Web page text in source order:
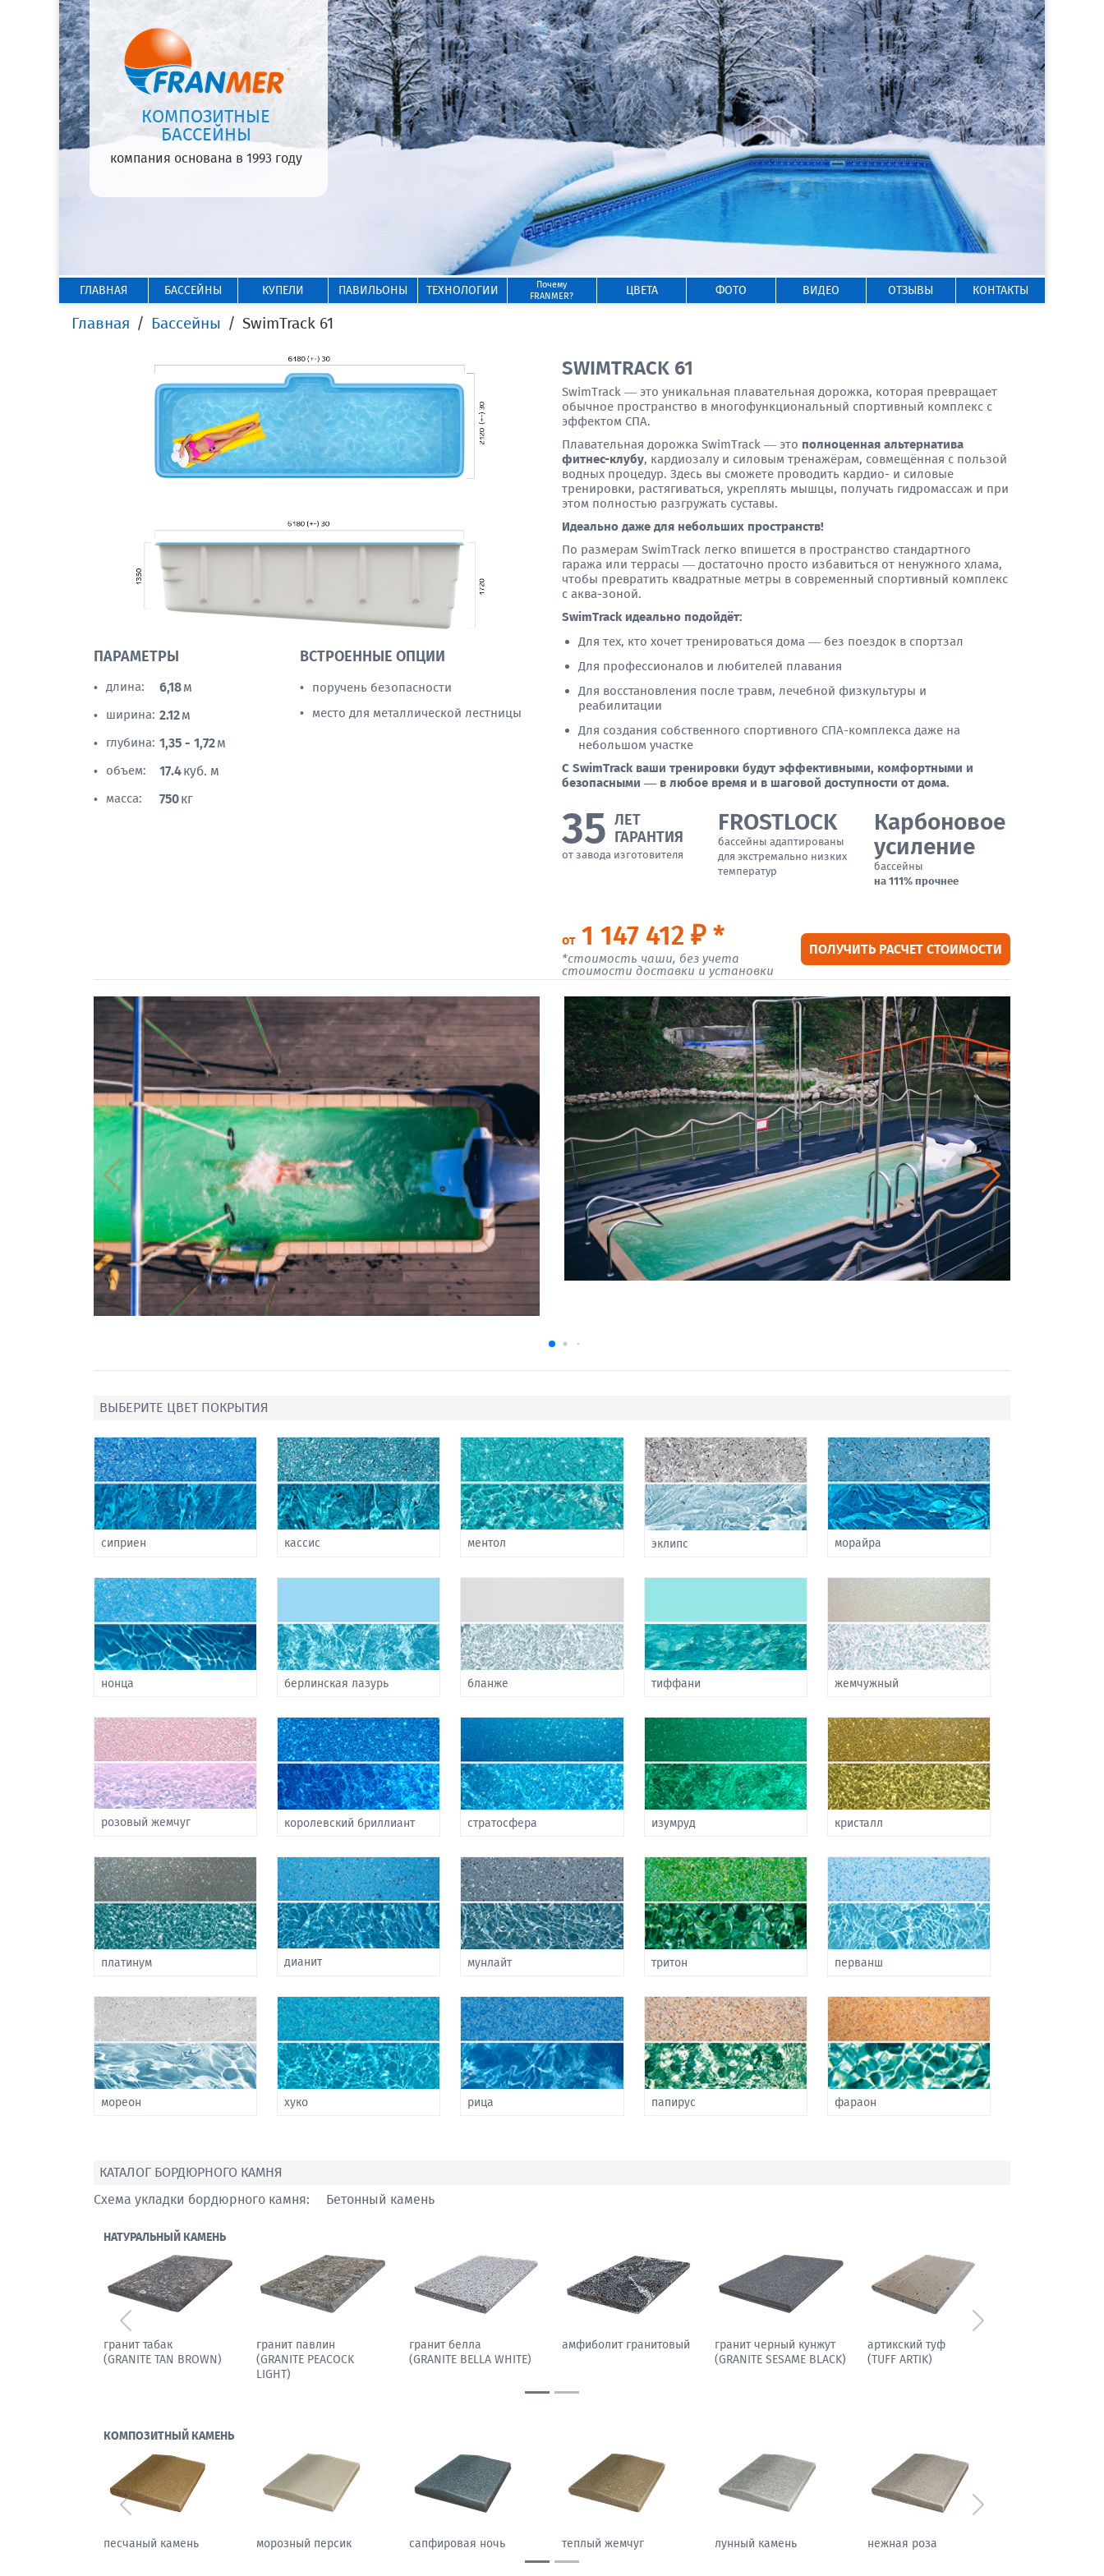
КОМПОЗИТНЫЕ
БАССЕЙНЫ
компания основана в 1993 году
ГОРЯЧАЯ ЛИНИЯ
8 800 200-50-35
Звонок по России бесплатный
ГЛАВНАЯ БАССЕЙНЫ КУПЕЛИ ПАВИЛЬОНЫ ТЕХНОЛОГИИ
Почему
FRANMER?
ЦВЕТА ФОТО ВИДЕО ОТЗЫВЫ КОНТАКТЫ
Главная Бассейны SwimTrack 61
ПАРАМЕТРЫ
• длина: 6,18м
• ширина: 2.12м
• глубина: 1,35 - 1,72м
• объем: 17.4куб. м
• масса: 750кг
ВСТРОЕННЫЕ ОПЦИИ
• поручень безопасности
• место для металлической лестницы
SWIMTRACK 61
SwimTrack — это уникальная плавательная дорожка, которая превращает
обычное пространство в многофункциональный спортивный комплекс с
эффектом СПА.
Плавательная дорожка SwimTrack — это полноценная альтернатива
фитнес-клубу, кардиозалу и силовым тренажёрам, совмещённая с пользой
водных процедур. Здесь вы сможете проводить кардио- и силовые
тренировки, растягиваться, укреплять мышцы, получать гидромассаж и при
этом полностью разгружать суставы.
Идеально даже для небольших пространств!
По размерам SwimTrack легко впишется в пространство стандартного
гаража или террасы — достаточно просто избавиться от ненужного хлама,
чтобы превратить квадратные метры в современный спортивный комплекс
с аква-зоной.
SwimTrack идеально подойдёт:
Для тех, кто хочет тренироваться дома — без поездок в спортзал
Для профессионалов и любителей плавания
Для восстановления после травм, лечебной физкультуры и
реабилитации
Для создания собственного спортивного СПА-комплекса даже на
небольшом участке
С SwimTrack ваши тренировки будут эффективными, комфортными и
безопасными — в любое время и в шаговой доступности от дома.
35 ЛЕТ
ГАРАНТИЯ
от завода изготовителя
FROSTLOCK
бассейны адаптированы
для экстремально низких
температур
Карбоновое
усиление
бассейны
на 111% прочнее
от1 147 412 ₽ *
*стоимость чаши, без учета
стоимости доставки и установки
ПОЛУЧИТЬ РАСЧЕТ СТОИМОСТИ
ВЫБЕРИТЕ ЦВЕТ ПОКРЫТИЯ
сиприен кассис ментол эклипс морайра
нонца берлинская лазурь бланже тиффани жемчужный
розовый жемчуг королевский бриллиант стратосфера изумруд кристалл
платинум дианит мунлайт тритон перванш
мореон хуко рица папирус фараон
КАТАЛОГ БОРДЮРНОГО КАМНЯ
Схема укладки бордюрного камня:
Бетонный камень
НАТУРАЛЬНЫЙ КАМЕНЬ
мрамор паллодио
гранит табак
(GRANITE TAN BROWN)
гранит павлин
(GRANITE PEACOCK
гранит белла
амфиболит гранитовый
гранит черный кунжут
(GRANITE SESAME BLACK)
Предыдущий Следующий
КОМПОЗИТНЫЙ КАМЕНЬ
осенний бостон каменный цветок песчаный камень морозный персик сапфировая ночь теплый жемчуг
Предыдущий Следующий